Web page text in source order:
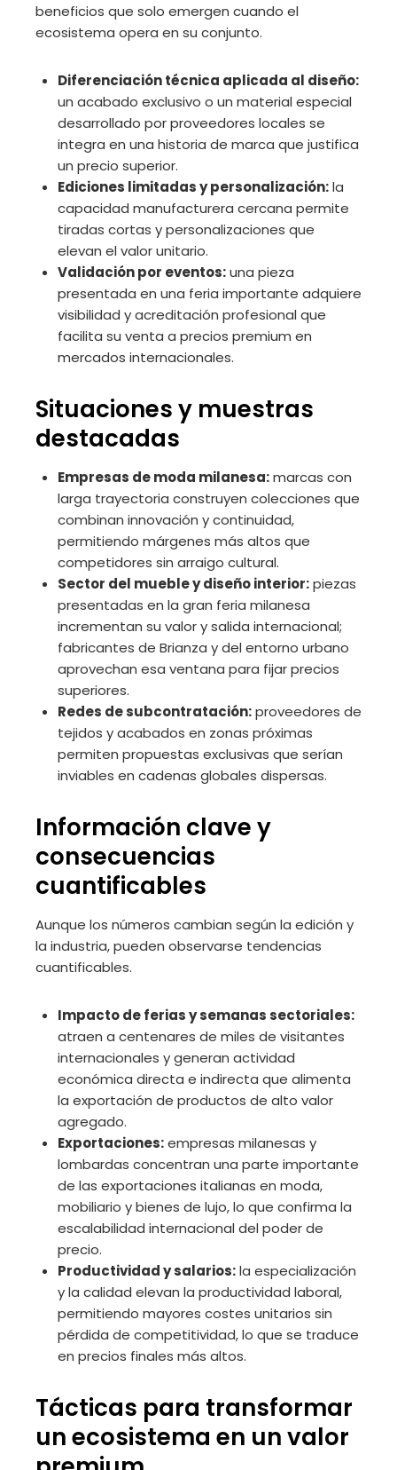
beneficios que solo emergen cuando el
ecosistema opera en su conjunto.
Diferenciación técnica aplicada al diseño:
un acabado exclusivo o un material especial
desarrollado por proveedores locales se
integra en una historia de marca que justifica
un precio superior.
Ediciones limitadas y personalización:la
capacidad manufacturera cercana permite
tiradas cortas y personalizaciones que
elevan el valor unitario.
Validación por eventos:una pieza
presentada en una feria importante adquiere
visibilidad y acreditación profesional que
facilita su venta a precios premium en
mercados internacionales.
Situaciones y muestras
destacadas
Empresas de moda milanesa:marcas con
larga trayectoria construyen colecciones que
combinan innovación y continuidad,
permitiendo márgenes más altos que
competidores sin arraigo cultural.
Sector del mueble y diseño interior:piezas
presentadas en la gran feria milanesa
incrementan su valor y salida internacional;
fabricantes de Brianza y del entorno urbano
aprovechan esa ventana para fijar precios
superiores.
Redes de subcontratación:proveedores de
tejidos y acabados en zonas próximas
permiten propuestas exclusivas que serían
inviables en cadenas globales dispersas.
Información clave y
consecuencias
cuantificables
Aunque los números cambian según la edición y
la industria, pueden observarse tendencias
cuantificables.
Impacto de ferias y semanas sectoriales:
atraen a centenares de miles de visitantes
internacionales y generan actividad
económica directa e indirecta que alimenta
la exportación de productos de alto valor
agregado.
Exportaciones:empresas milanesas y
lombardas concentran una parte importante
de las exportaciones italianas en moda,
mobiliario y bienes de lujo, lo que confirma la
escalabilidad internacional del poder de
precio.
Productividad y salarios:la especialización
y la calidad elevan la productividad laboral,
permitiendo mayores costes unitarios sin
pérdida de competitividad, lo que se traduce
en precios finales más altos.
Tácticas para transformar
un ecosistema en un valor